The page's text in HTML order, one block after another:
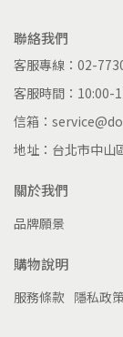
聯絡我們
客服專線：02-
客服時間：10:00-
信箱：
地址：台北市中山
關於我們
品牌願景
購物說明
服務條款 隱私政